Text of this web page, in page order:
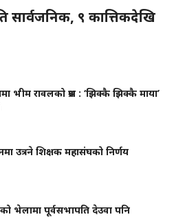
सार्वजनिक, ९ कात्तिकदेखि
भीम रावलको प्रश्न : ‘झिक्कै झिक्कै माया’
उत्रने शिक्षक महासंघको निर्णय
भेलामा पूर्वसभापति देउवा पनि